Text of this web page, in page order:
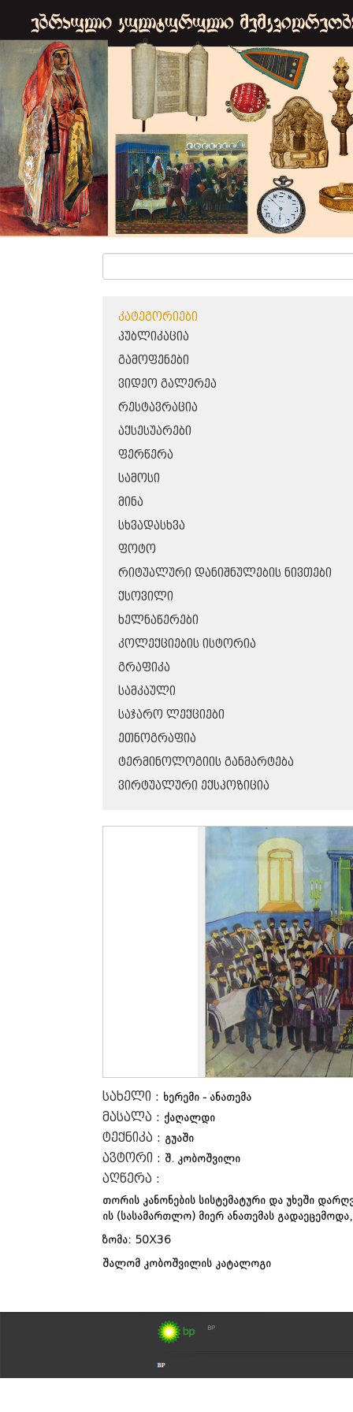
ᲙᲐᲢᲔᲒᲝᲠᲘᲔᲑᲘ
ᲞᲣᲑᲚᲘᲙᲐᲪᲘᲐ
ᲒᲐᲛᲝᲤᲔᲜᲔᲑᲘ
ᲕᲘᲓᲔᲝ ᲒᲐᲚᲔᲠᲔᲐ
ᲠᲔᲡᲢᲐᲕᲠᲐᲪᲘᲐ
ᲐᲥᲡᲔᲡᲣᲐᲠᲔᲑᲘ
ᲤᲔᲠᲬᲔᲠᲐ
ᲡᲐᲛᲝᲡᲘ
ᲛᲘᲜᲐ
ᲡᲮᲕᲐᲓᲐᲡᲮᲕᲐ
ᲤᲝᲢᲝ
ᲠᲘᲢᲣᲐᲚᲣᲠᲘ ᲓᲐᲜᲘᲨᲜᲣᲚᲔᲑᲘᲡ ᲜᲘᲕᲗᲔᲑᲘ
ᲥᲡᲝᲕᲘᲚᲘ
ᲮᲔᲚᲜᲐᲬᲔᲠᲔᲑᲘ
ᲙᲝᲚᲔᲥᲪᲘᲔᲑᲘᲡ ᲘᲡᲢᲝᲠᲘᲐ
ᲒᲠᲐᲤᲘᲙᲐ
ᲡᲐᲛᲙᲐᲣᲚᲘ
ᲡᲐᲯᲐᲠᲝ ᲚᲔᲥᲪᲘᲔᲑᲘ
ᲔᲗᲜᲝᲒᲠᲐᲤᲘᲐ
ᲢᲔᲠᲛᲘᲜᲝᲚᲝᲒᲘᲘᲡ ᲒᲐᲜᲛᲐᲠᲢᲔᲑᲐ
ᲕᲘᲠᲢᲣᲐᲚᲣᲠᲘ ᲔᲥᲡᲞᲝᲖᲘᲪᲘᲐ
სახელი : ხერემი - ანათემა
მასალა : ქაღალდი
ტექნიკა : გუაში
ავტორი : შ. კობოშვილი
აღწერა :
თორის კანონების სისტემატური და უხეში
ის (სასამართლო) მიერ ანათემას
ზომა: 50X36
შალომ კობოშვილის კატალოგი